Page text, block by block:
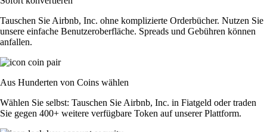
Tauschen Sie Airbnb, Inc. ohne komplizierte Orderbücher. Nutzen Sie
unsere einfache Benutzeroberfläche. Spreads und Gebühren können
anfallen.
Aus Hunderten von Coins wählen
Wählen Sie selbst: Tauschen Sie Airbnb, Inc. in Fiatgeld oder traden
Sie gegen 400+ weitere verfügbare Token auf unserer Plattform.